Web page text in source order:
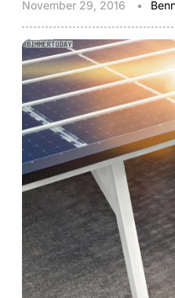
November 29, 2016